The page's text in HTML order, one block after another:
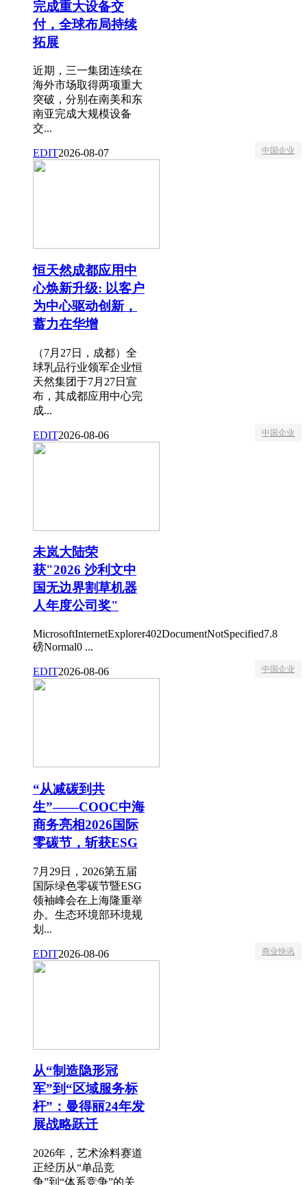
完成重大设备交
付，全球布局持续
拓展
近期，三一集团连续在
海外市场取得两项重大
突破，分别在南美和东
南亚完成大规模设备
交...
EDIT2026-08-07 中国企业
恒天然成都应用中
心焕新升级: 以客户
为中心驱动创新，
蓄力在华增
（7月27日，成都）全
球乳品行业领军企业恒
天然集团于7月27日宣
布，其成都应用中心完
成...
EDIT2026-08-06 中国企业
未岚大陆荣
获"2026 沙利文中
国无边界割草机器
人年度公司奖"
MicrosoftInternetExplorer402DocumentNotSpecified7.8
磅Normal0 ...
EDIT2026-08-06 中国企业
“从减碳到共
生”——COOC中海
商务亮相2026国际
零碳节，斩获ESG
7月29日，2026第五届
国际绿色零碳节暨ESG
领袖峰会在上海隆重举
办。生态环境部环境规
划...
EDIT2026-08-06 商业快讯
从“制造隐形冠
军”到“区域服务标
杆”：曼得丽24年发
展战略跃迁
2026年，艺术涂料赛道
正经历从“单品竞
争”到“体系竞争”的关